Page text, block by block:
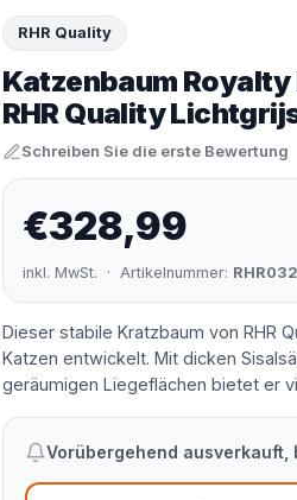
RHR Quality
Katzenbaum Royalty
RHR Quality
Schreiben Sie die erste Bewertung
€328,99
inkl. MwSt. · Artikelnummer:
Dieser stabile Kratzbaum von RHR
Katzen entwickelt. Mit dicken
geräumigen Liegeflächen bietet er
Vorübergehend